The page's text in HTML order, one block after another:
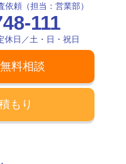
頼（担当：営業部）
111
休日／土・日・祝日
料相談
もり